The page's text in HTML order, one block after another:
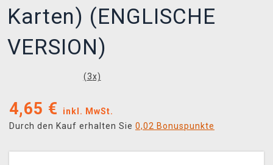
Karten) (ENGLISCHE
VERSION)
(3x)
4,65 €
inkl. MwSt.
Durch den Kauf erhalten Sie 0,02 Bonuspunkte